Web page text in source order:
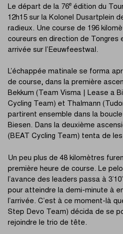
Le départ de la 76e édition du
12h15 sur la Kolonel Dusartplein
radieux. Une course de 196
coureurs en direction de Tongres
arrivée sur l’Eeuwfeestwal.
L’échappée matinale se forma
de course, dans la première
Bekkum (Team Visma | Lease a
Cycling Team) et Thalmann
partirent ensemble dans la boucle
Biesen. Dans la deuxième
(BEAT Cycling Team) tenta de
Un peu plus de 48 kilomètres
première heure de course. Le
l’avance des leaders passa à
pour atteindre la demi-minute à
l’arrivée. C’est à ce moment-là
Step Devo Team) décida de se
rejoindre le trio de tête.